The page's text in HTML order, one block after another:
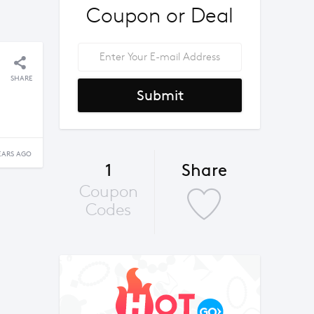
SHARE
AGO
Coupon or Deal
Submit
1
Coupon
Codes
Share